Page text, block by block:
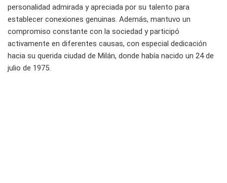
personalidad admirada y apreciada por su talento para
establecer conexiones genuinas. Además, mantuvo un
compromiso constante con la sociedad y participó
activamente en diferentes causas, con especial dedicación
hacia su querida ciudad de Milán, donde había nacido un 24 de
julio de 1975.